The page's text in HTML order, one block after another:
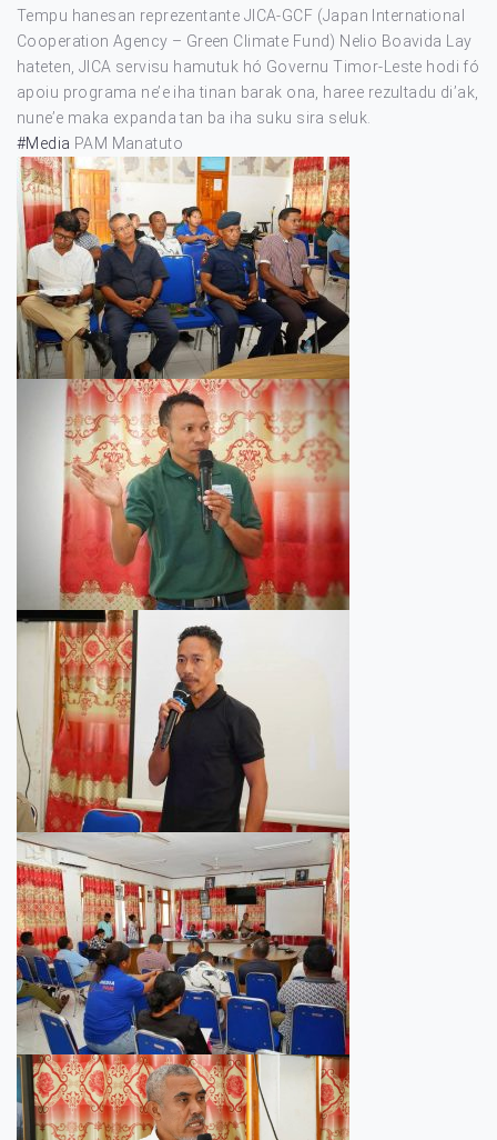
Tempu hanesan reprezentante JICA-GCF (Japan International
Cooperation Agency – Green Climate Fund) Nelio Boavida Lay
hateten, JICA servisu hamutuk hó Governu Timor-Leste hodi fó
apoiu programa ne’e iha tinan barak ona, haree rezultadu di’ak,
nune’e maka expanda tan ba iha suku sira seluk.
#Media PAM Manatuto